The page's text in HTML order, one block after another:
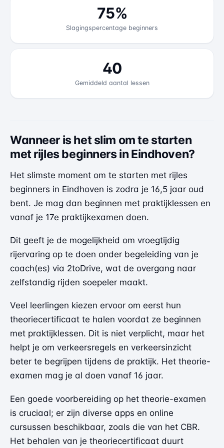
75%
Slagingspercentage beginners
40
Gemiddeld aantal lessen
Wanneer is het slim om te starten
met rijles beginners in Eindhoven?
Het slimste moment om te starten met rijles
beginners in Eindhoven is zodra je 16,5 jaar oud
bent. Je mag dan beginnen met praktijklessen en
vanaf je 17e praktijkexamen doen.
Dit geeft je de mogelijkheid om vroegtijdig
rijervaring op te doen onder begeleiding van je
coach(es) via 2toDrive, wat de overgang naar
zelfstandig rijden soepeler maakt.
Veel leerlingen kiezen ervoor om eerst hun
theoriecertificaat te halen voordat ze beginnen
met praktijklessen. Dit is niet verplicht, maar het
helpt je om verkeersregels en verkeersinzicht
beter te begrijpen tijdens de praktijk. Het theorie-
examen mag je al doen vanaf 16 jaar.
Een goede voorbereiding op het theorie-examen
is cruciaal; er zijn diverse apps en online
cursussen beschikbaar, zoals die van het CBR.
Het behalen van je theoriecertificaat duurt